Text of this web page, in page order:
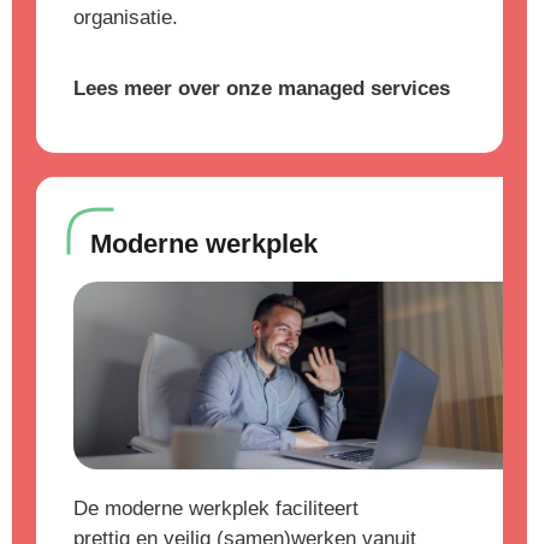
organisatie.
Lees meer over onze managed services
Moderne werkplek
De moderne werkplek faciliteert
prettig en veilig (samen)werken vanuit